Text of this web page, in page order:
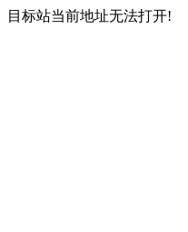
目标站当前地址无法打开!